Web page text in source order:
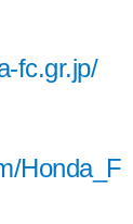
fc.gr.jp/
Honda_F